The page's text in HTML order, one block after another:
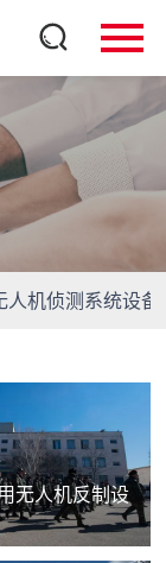
人机侦测系统设备
无人机反制设